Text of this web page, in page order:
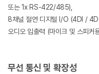
또는 1x RS-422/485),
8채널 절연 디지털 I/O (4DI /
오디오 입출력 (마이크 및 스피
무선 통신 및 확장성